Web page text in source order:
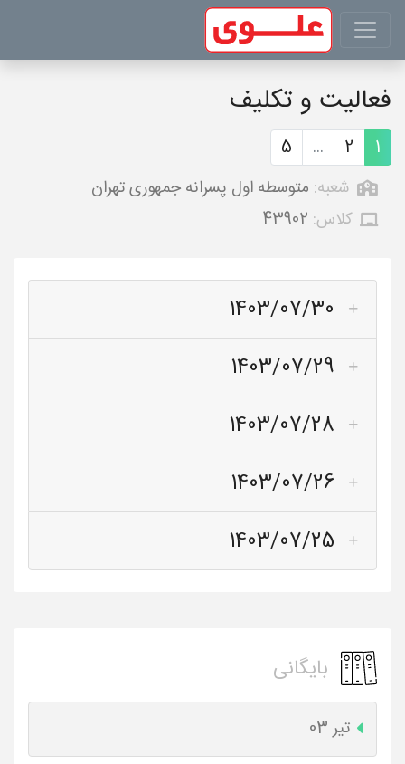
فعالیت و تکلیف
1
2
...
5
شعبه: متوسطه اول پسرانه جمهوری تهران
کلاس: 43902
1403/07/30
1403/07/29
1403/07/28
1403/07/26
1403/07/25
بایگانی
تیر 03